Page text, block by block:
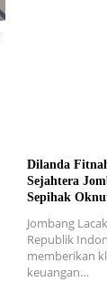
Dilanda
Sejahtera
Sepihak
Jombang
Republik
memberikan
keuangan…